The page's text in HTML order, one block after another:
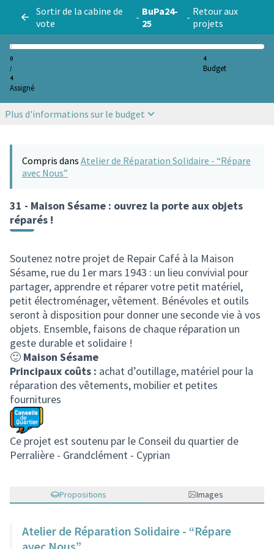
Sortir de la cabine de
vote
- BuPa24-
25
- Retour aux
projets
0
/
4
Assigné
4
Budget
Plus d'informations sur le budget
Compris dans Atelier de Réparation Solidaire - “Répare
avec Nous”
31 - Maison Sésame : ouvrez la porte aux objets
réparés !
Soutenez notre projet de Repair Café à la Maison
Sésame, rue du 1er mars 1943 : un lieu convivial pour
partager, apprendre et réparer votre petit matériel,
petit électroménager, vêtement. Bénévoles et outils
seront à disposition pour donner une seconde vie à vos
objets. Ensemble, faisons de chaque réparation un
geste durable et solidaire !
🙂 Maison Sésame
Principaux coûts : achat d’outillage, matériel pour la
réparation des vêtements, mobilier et petites
fournitures
Ce projet est soutenu par le Conseil du quartier de
Perralière - Grandclément - Cyprian
Propositions Images
Atelier de Réparation Solidaire - “Répare